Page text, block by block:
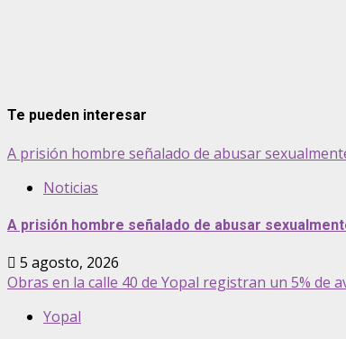
Te pueden interesar
A prisión hombre señalado de abusar
Noticias
A prisión hombre señalado de abusar
5 agosto, 2026
Obras en la calle 40 de Yopal registran un 5% de
Yopal